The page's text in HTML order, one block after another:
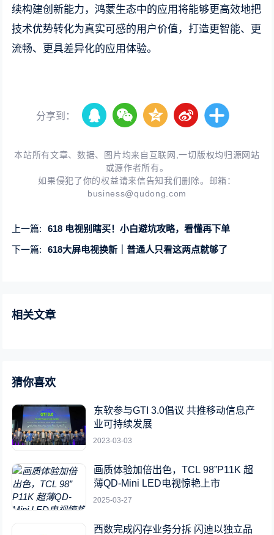
续构建创新能力，鸿蒙生态中的应用将能够更高效地把
技术优势转化为真实可感的用户价值，打造更智能、更
流畅、更具差异化的应用体验。
分享到：
本站所有文章、数据、图片均来自互联网,一切版权均归源网站
或源作者所有。
如果侵犯了你的权益请来信告知我们删除。邮箱：
business@qudong.com
上一篇:
618 电视别瞎买！小白避坑攻略，看懂再下单
下一篇:
618大屏电视换新｜普通人只看这两点就够了
相关文章
猜你喜欢
东软参与GTI 3.0倡议 共推移动信息产
业可持续发展
2023-03-03
画质体验加倍出色，TCL 98”P11K 超
薄QD-Mini LED电视惊艳上市
2025-03-27
西数完成闪存业务分拆 闪迪以独立品